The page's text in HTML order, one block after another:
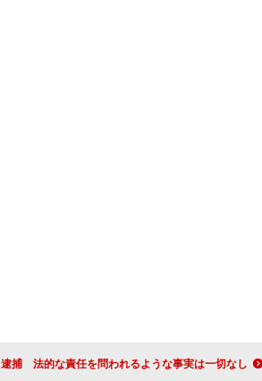
アンガールズ山根の名誉毀損の女性逮捕 法的な責任を問われるような事実は一切なし